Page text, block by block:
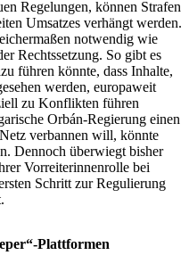
Regelungen, können Strafen
Umsatzes verhängt werden.
notwendig wie
Rechtssetzung. So gibt es
führen könnte, dass Inhalte,
werden, europaweit
zu Konflikten führen
Orbán-Regierung einen
verbannen will, könnte
Dennoch überwiegt bisher
Vorreiterinnenrolle bei
Schritt zur Regulierung
Plattformen